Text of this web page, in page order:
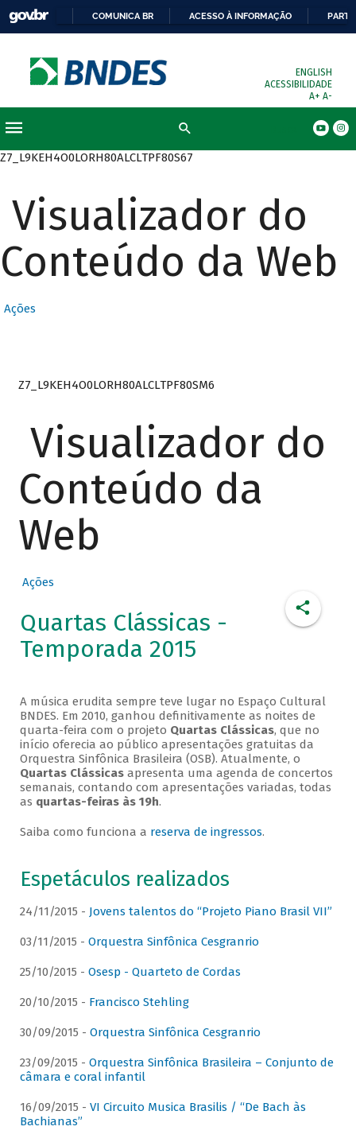
COMUNICA BR ACESSO À INFORMAÇÃO
ENGLISH
ACESSIBILIDADE
A+ A-
Z7_L9KEH4O0LORH80ALCLTPF80S67
Visualizador do
Conteúdo da Web
Ações
Z7_L9KEH4O0LORH80ALCLTPF80SM6
Visualizador do
Conteúdo da
Web
Ações
Quartas Clássicas -
Temporada 2015
A música erudita sempre teve lugar no Espaço Cultural
BNDES. Em 2010, ganhou definitivamente as noites de
quarta-feira com o projeto Quartas Clássicas, que no
início oferecia ao público apresentações gratuitas da
Orquestra Sinfônica Brasileira (OSB). Atualmente, o
Quartas Clássicasapresenta uma agenda de concertos
semanais, contando com apresentações variadas, todas
as quartas-feiras às 19h.
Saiba como funciona a reserva de ingressos.
Espetáculos realizados
24/11/2015 - Jovens talentos do “Projeto Piano Brasil VII”
03/11/2015 - Orquestra Sinfônica Cesgranrio
25/10/2015 - Osesp - Quarteto de Cordas
20/10/2015 - Francisco Stehling
30/09/2015 - Orquestra Sinfônica Cesgranrio
23/09/2015 - Orquestra Sinfônica Brasileira – Conjunto de
câmara e coral infantil
16/09/2015 - VI Circuito Musica Brasilis / “De Bach às
Bachianas”